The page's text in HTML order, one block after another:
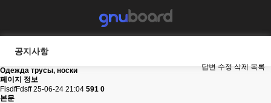
공지사항
답변 수정 삭제 목록
Одежда трусы, носки
페이지 정보
FisdfFdsff 25-06-24 21:04 591 0
본문